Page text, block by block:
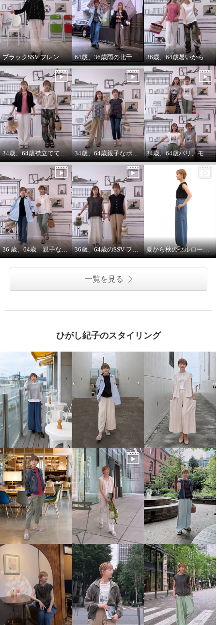
エムズ スタイル 綿１００％セ
ミシアー エアリー感溢れる シャ
ツブルゾン
チャコールグレー ７号
¥0
エムズ スタイル 綿１００％セ
ミシアー エアリー感溢れる シャ
ツブルゾン
アイボリー ７号
¥0
ブラックSSV フレンチシャツにブラックブルゾン so cool! 64歳、36歳雨の北千住迷路散歩 36歳、64歳暑いから ノースリーブ必須‼️暑いから腕は出す‼️
34歳、64歳襟立ててブルゾンを着る えっ？襟立てない？ 34歳、64歳親子なボーダーコーデstyle^_^ 34歳、64歳パリ、モンマルトルの階段プリントカットソーを着る。
36 歳、64歳 親子な年齢差コーデ 36歳、64歳のSSV フレンチスリーブシャツはジレにもなります。 夏から秋のセルロースインディゴデニムパンツヘビロテ決定！
一覧を見る
ひがし紀子のスタイリング